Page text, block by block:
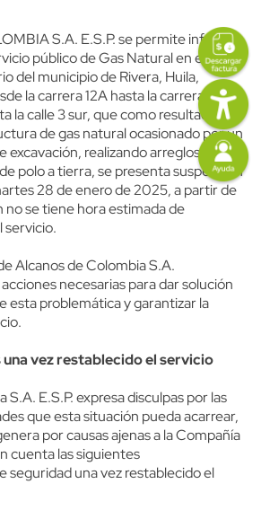
S.A. E.S.P. se permite informar
público de Gas Natural en el
del municipio de Rivera, Huila,
la carrera 12A hasta la carrera 14 y
la calle 3 sur, que como resultado de
de gas natural ocasionado por un
excavación, realizando arreglos
polo a tierra, se presenta suspensión
28 de enero de 2025, a partir de
no se tiene hora estimada de
servicio.
Alcanos de Colombia S.A.
necesarias para dar solución
esta problemática y garantizar la
vez restablecido el servicio
E.S.P. expresa disculpas por las
que esta situación pueda acarrear,
por causas ajenas a la Compañía
cuenta las siguientes
seguridad una vez restablecido el
icon
Imagen
link
Imagen
Imagen